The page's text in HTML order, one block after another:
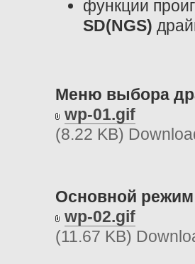
функции
SD(NGS)
Меню выбора
wp-01.gif
(8.22 KB)
Основной
wp-02.gif
(11.67 KB)